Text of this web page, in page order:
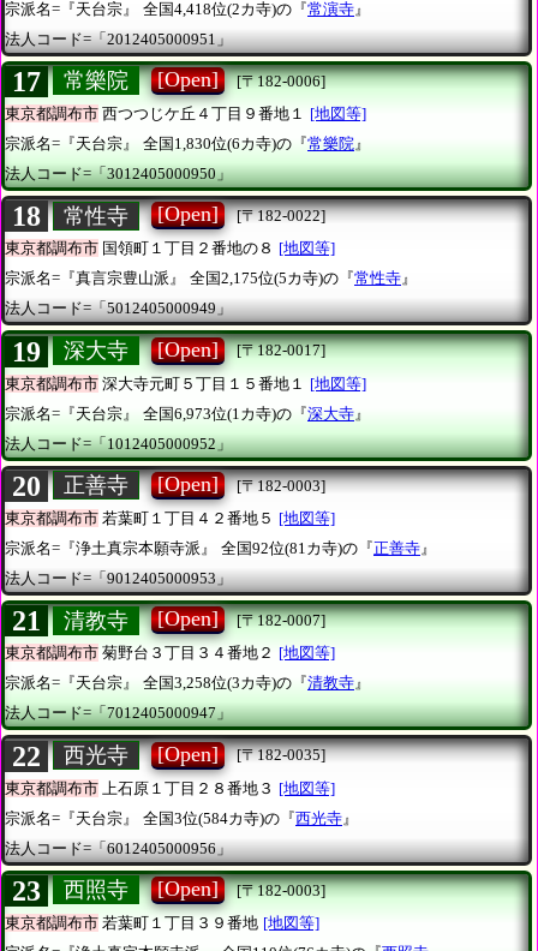
宗派名=『天台宗』
全国4,418位(2カ寺)の『常演寺 』
法人コード=「2012405000951」
17 常樂院 [Open]
[〒182-0006]
東京都調布市 西つつじケ丘４丁目９番地１
[地図等]
宗派名=『天台宗』
全国1,830位(6カ寺)の『常樂院 』
法人コード=「3012405000950」
18 常性寺 [Open]
[〒182-0022]
東京都調布市 国領町１丁目２番地の８ [地図等]
宗派名=『真言宗豊山派』
全国2,175位(5カ寺)の『常性寺』
法人コード=「5012405000949」
19 深大寺 [Open]
[〒182-0017]
東京都調布市 深大寺元町５丁目１５番地１
[地図等]
宗派名=『天台宗』
全国6,973位(1カ寺)の『深大寺 』
法人コード=「1012405000952」
20 正善寺 [Open]
[〒182-0003]
東京都調布市 若葉町１丁目４２番地５ [地図等]
宗派名=『浄土真宗本願寺派』
全国92位(81カ寺)の『正善寺 』
法人コード=「9012405000953」
21 清教寺 [Open]
[〒182-0007]
東京都調布市 菊野台３丁目３４番地２ [地図等]
宗派名=『天台宗』
全国3,258位(3カ寺)の『清教寺』
法人コード=「7012405000947」
22 西光寺 [Open]
[〒182-0035]
東京都調布市 上石原１丁目２８番地３ [地図等]
宗派名=『天台宗』
全国3位(584カ寺)の『西光寺 』
法人コード=「6012405000956」
23 西照寺 [Open]
[〒182-0003]
東京都調布市 若葉町１丁目３９番地 [地図等]